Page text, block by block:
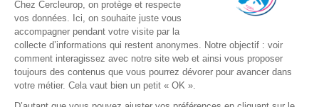
Référence: A0010275
Conditionnement
: Palette de 25
fardeaux de 20 kg
Diamètre - mm
: 2,00
+
-